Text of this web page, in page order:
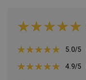
5.0/5
4.9/5